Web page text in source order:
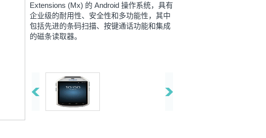
Extensions (Mx) 的 Android 操作系统，具有
企业级的耐用性、安全性和多功能性，其中
包括先进的条码扫描、按键通话功能和集成
的磁条读取器。